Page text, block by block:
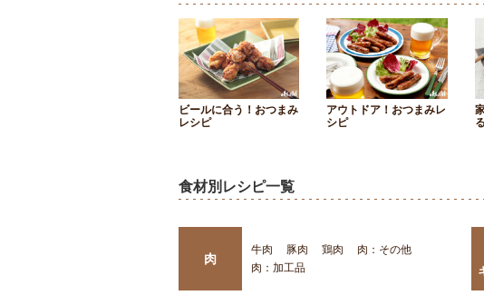
ビールに合う！おつまみ
レシピ
アウトドア！おつまみレ
シピ
食材別レシピ一覧
肉
牛肉 豚肉 鶏肉
肉：その他
肉：加工品